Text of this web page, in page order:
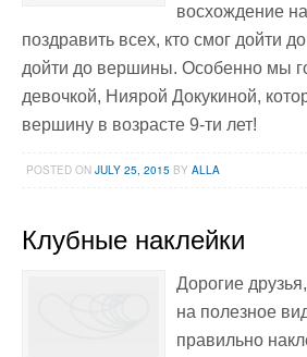
восхождение
поздравить всех, кто смог дойти
дойти до вершины. Особенно мы
девочкой, Ниярой Докукиной,
вершину в возрасте 9-ти лет!
POSTED ONJULY 25, 2015 BYALLA
Клубные наклейки
Дорогие
на полезное
правильно